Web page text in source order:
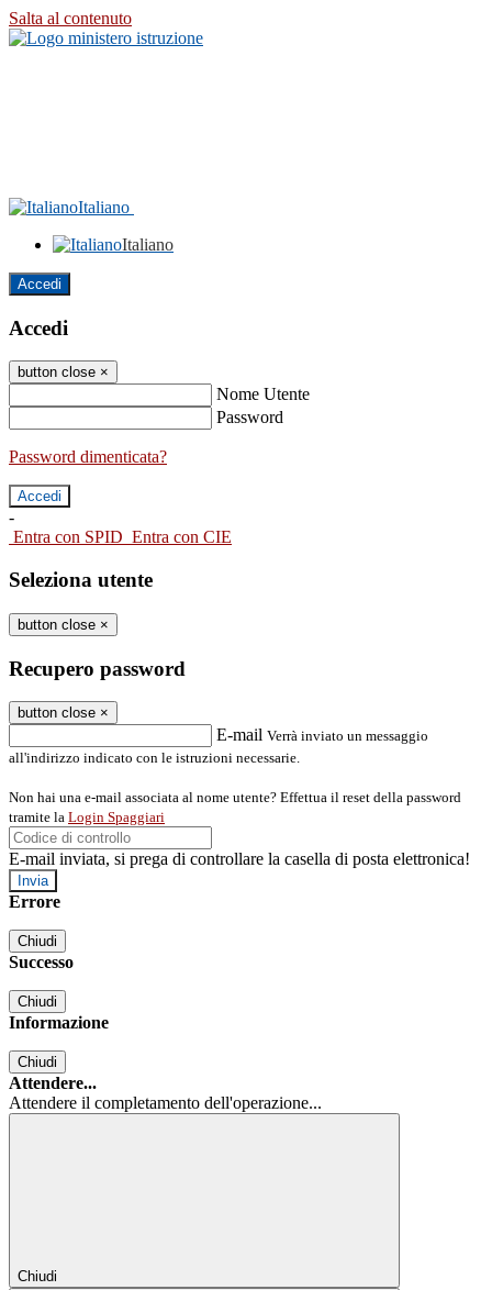
Salta al contenuto
Italiano
Italiano
Accedi
Accedi
button close ×
Nome Utente
Password
Password dimenticata?
-
Entra con SPID Entra con CIE
Seleziona utente
button close ×
Recupero password
button close ×
E-mail Verrà inviato un messaggio
all'indirizzo indicato con le istruzioni necessarie.
Non hai una e-mail associata al nome utente? Effettua il reset della password
tramite la Login Spaggiari
E-mail inviata, si prega di controllare la casella di posta elettronica!
Errore
Chiudi
Successo
Chiudi
Informazione
Chiudi
Attendere...
Attendere il completamento dell'operazione...
Chiudi